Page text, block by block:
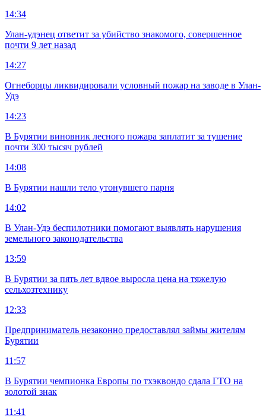
14:34
Улан-удэнец ответит за убийство знакомого, совершенное
почти 9 лет назад
14:27
Огнеборцы ликвидировали условный пожар на заводе в Улан-
Удэ
14:23
В Бурятии виновник лесного пожара заплатит за тушение
почти 300 тысяч рублей
14:08
В Бурятии нашли тело утонувшего парня
14:02
В Улан-Удэ беспилотники помогают выявлять нарушения
земельного законодательства
13:59
В Бурятии за пять лет вдвое выросла цена на тяжелую
сельхозтехнику
12:33
Предприниматель незаконно предоставлял займы жителям
Бурятии
11:57
В Бурятии чемпионка Европы по тхэквондо сдала ГТО на
золотой знак
11:41